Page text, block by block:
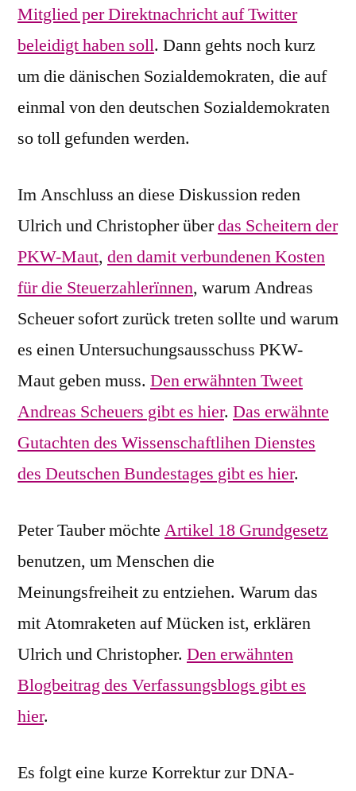
Mitglied per Direktnachricht auf Twitter
beleidigt haben soll. Dann gehts noch kurz
um die dänischen Sozialdemokraten, die auf
einmal von den deutschen Sozialdemokraten
so toll gefunden werden.
Im Anschluss an diese Diskussion reden
Ulrich und Christopher überdas Scheitern der
PKW-Maut, den damit verbundenen Kosten
für die Steuerzahlerïnnen, warum Andreas
Scheuer sofort zurück treten sollte und warum
es einen Untersuchungsausschuss PKW-
Maut geben muss. Den erwähnten Tweet
Andreas Scheuers gibt es hier. Das erwähnte
Gutachten des Wissenschaftlihen Dienstes
des Deutschen Bundestages gibt es hier.
Peter Tauber möchte Artikel 18 Grundgesetz
benutzen, um Menschen die
Meinungsfreiheit zu entziehen. Warum das
mit Atomraketen auf Mücken ist, erklären
Ulrich und Christopher. Den erwähnten
Blogbeitrag des Verfassungsblogs gibt es
hier.
Es folgt eine kurze Korrektur zur DNA-